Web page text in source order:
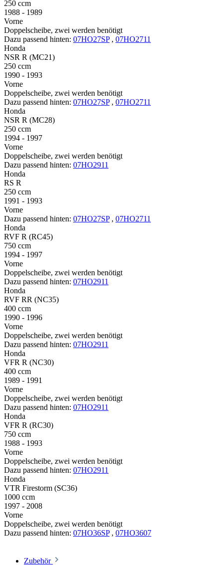
250 ccm
1988 - 1989
Vorne
Doppelscheibe, zwei werden benötigt
Dazu passend hinten: 07HO27SP , 07HO2711
Honda
NSR R (MC21)
250 ccm
1990 - 1993
Vorne
Doppelscheibe, zwei werden benötigt
Dazu passend hinten: 07HO27SP , 07HO2711
Honda
NSR R (MC28)
250 ccm
1994 - 1997
Vorne
Doppelscheibe, zwei werden benötigt
Dazu passend hinten: 07HO2911
Honda
RS R
250 ccm
1991 - 1993
Vorne
Dazu passend hinten: 07HO27SP , 07HO2711
Honda
RVF R (RC45)
750 ccm
1994 - 1997
Vorne
Doppelscheibe, zwei werden benötigt
Dazu passend hinten: 07HO2911
Honda
RVF RR (NC35)
400 ccm
1990 - 1996
Vorne
Doppelscheibe, zwei werden benötigt
Dazu passend hinten: 07HO2911
Honda
VFR R (NC30)
400 ccm
1989 - 1991
Vorne
Doppelscheibe, zwei werden benötigt
Dazu passend hinten: 07HO2911
Honda
VFR R (RC30)
750 ccm
1988 - 1993
Vorne
Doppelscheibe, zwei werden benötigt
Dazu passend hinten: 07HO2911
Honda
VTR Firestorm (SC36)
1000 ccm
1997 - 2008
Vorne
Doppelscheibe, zwei werden benötigt
Dazu passend hinten: 07HO36SP , 07HO3607
Zubehör